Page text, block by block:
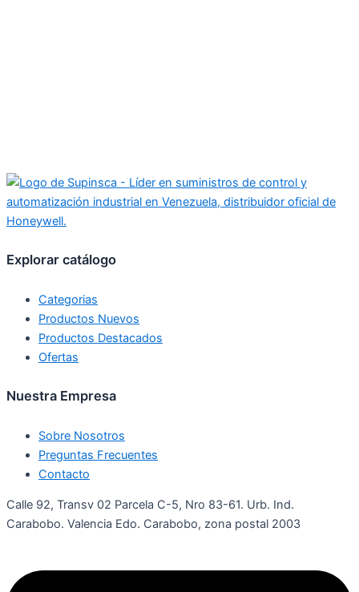
Explorar catálogo
Categorias
Productos Nuevos
Productos Destacados
Ofertas
Nuestra Empresa
Sobre Nosotros
Preguntas Frecuentes
Contacto
Calle 92, Transv 02 Parcela C-5, Nro 83-61. Urb. Ind.
Carabobo. Valencia Edo. Carabobo, zona postal 2003